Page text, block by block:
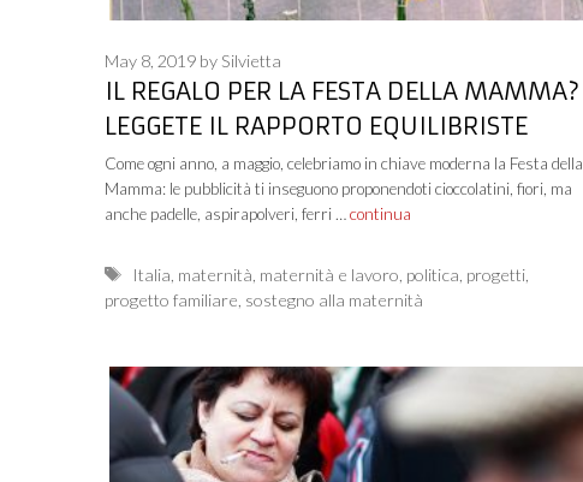
IL REGALO PER LA FESTA DELLA MAMMA?
LEGGETE IL RAPPORTO EQUILIBRISTE
May 8, 2019 by Silvietta
Come ogni anno, a maggio, celebriamo in chiave moderna la Festa della
Mamma: le pubblicità ti inseguono proponendoti cioccolatini, fiori, ma
anche padelle, aspirapolveri, ferri … continua
Tags
Italia maternità maternità e lavoro politica progetti
progetto familiare sostegno alla maternità